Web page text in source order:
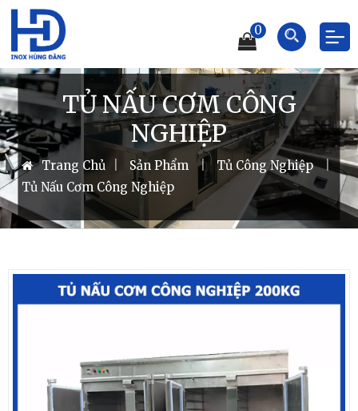
0
TỦ NẤU CƠM CÔNG
NGHIỆP
Trang Chủ Sản Phẩm | Tủ Công Nghiệp |
Tủ Nấu Cơm Công Nghiệp